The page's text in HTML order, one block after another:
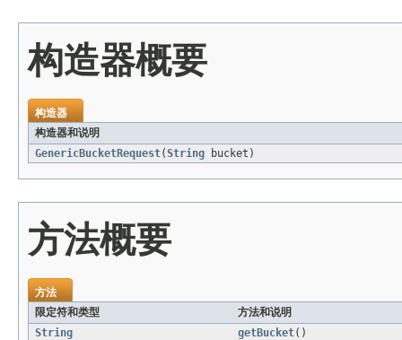
构造器概要
构造器
构造器和说明
GenericBucketRequest(String bucket)
方法概要
方法
限定符和类型
方法和说明
String
getBucket()